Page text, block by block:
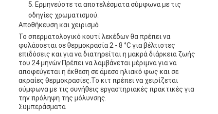
Ερμηνεύστε τα αποτελέσματα σύμφωνα με τις
οδηγίες χρωματισμού.
Αποθήκευση και χειρισμό
Το σπερματολογικό κουτί λεκέδων θα πρέπει να
φυλάσσεται σε θερμοκρασία 2 - 8 °C για βέλτιστες
επιδόσεις και για να διατηρείται η μακρά διάρκεια ζωής
του 24 μηνών.Πρέπει να λαμβάνεται μέριμνα για να
αποφεύγεται η έκθεση σε άμεσο ηλιακό φως και σε
ακραίες θερμοκρασίες.Το κιτ πρέπει να χειρίζεται
σύμφωνα με τις συνήθεις εργαστηριακές πρακτικές για
την πρόληψη της μόλυνσης.
Συμπεράσματα